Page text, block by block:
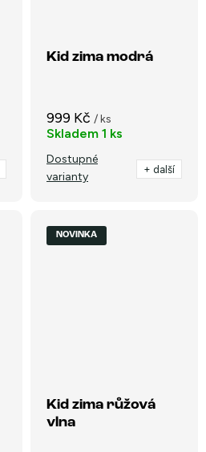
Kid zima modrá
999 Kč / ks
Skladem 1 ks
Dostupné
varianty
+ další
NOVINKA
Kid zima růžová
vlna